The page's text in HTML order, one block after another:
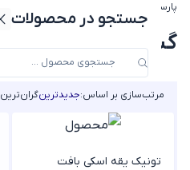
جستجو در محصولات
پارسیس مد
گپ زنانه
مرتب‌سازی بر اساس:جدیدترینگران‌ترین
تونیک یقه اسکی بافت